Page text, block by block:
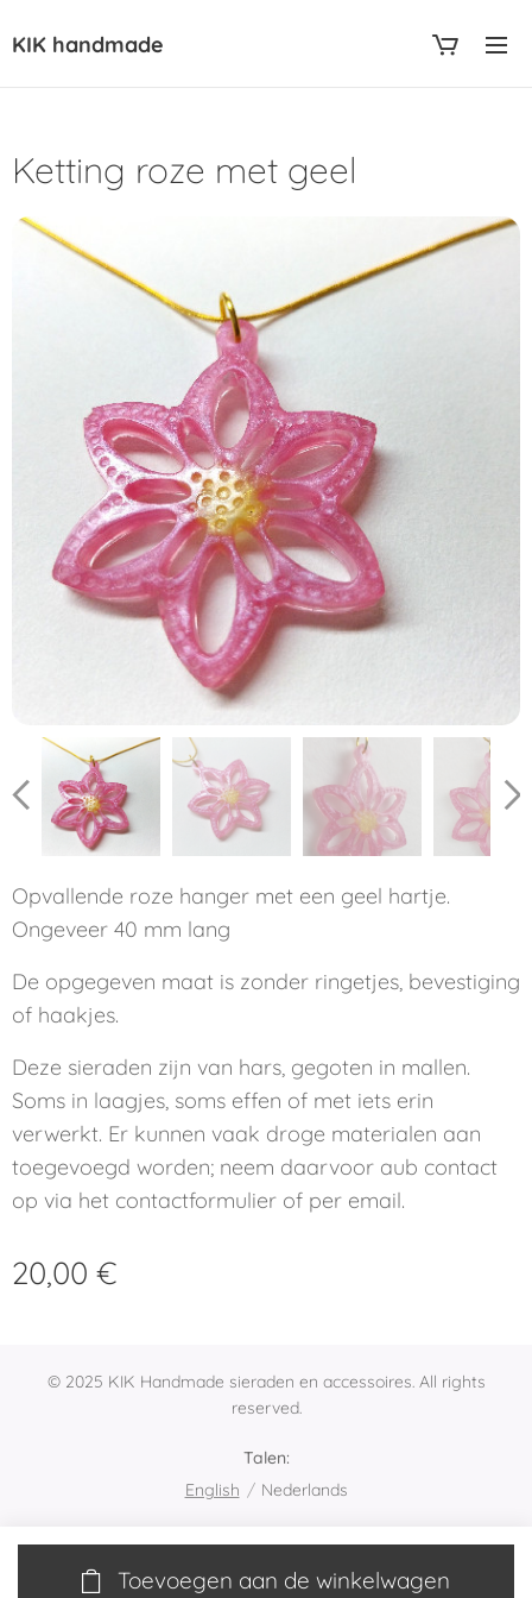
KIK handmade
Ketting roze met geel
Opvallende roze hanger met een geel hartje.
Ongeveer 40 mm lang
De opgegeven maat is zonder ringetjes, bevestiging
of haakjes.
Deze sieraden zijn van hars, gegoten in mallen.
Soms in laagjes, soms effen of met iets erin
verwerkt. Er kunnen vaak droge materialen aan
toegevoegd worden; neem daarvoor aub contact
op via het contactformulier of per email.
20,00 €
Toevoegen aan de winkelwagen
© 2025 KIK Handmade sieraden en accessoires. All rights
reserved.
Talen
English
Nederlands